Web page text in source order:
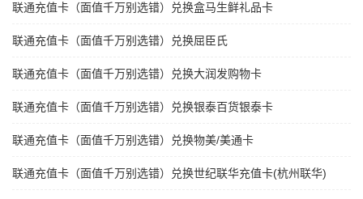
联通充值卡（面值千万别选错）兑换盒马生鲜礼品卡
联通充值卡（面值千万别选错）兑换屈臣氏
联通充值卡（面值千万别选错）兑换大润发购物卡
联通充值卡（面值千万别选错）兑换银泰百货银泰卡
联通充值卡（面值千万别选错）兑换物美/美通卡
联通充值卡（面值千万别选错）兑换世纪联华充值卡(杭州联华)